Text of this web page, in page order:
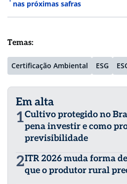
nas próximas safras
Temas:
Certificação Ambiental ESG
Em alta
1Cultivo protegido no
pena investir e como
previsibilidade
2ITR 2026 muda forma
que o produtor rural